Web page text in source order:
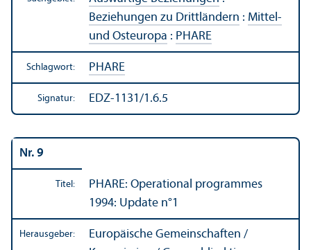
Beziehungen zu Drittländern : Mittel-
und Osteuropa : PHARE
Schlagwort: PHARE
Signatur: EDZ-1131/1.6.5
Nr. 9
Titel:
PHARE: Operational programmes
1994: Update n°1
Herausgeber:
Europäische Gemeinschaften /